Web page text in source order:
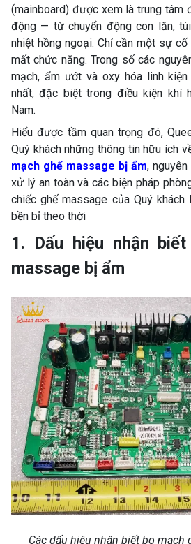
(mainboard) được xem là trung tâm
động — từ chuyển động con lăn,
nhiệt hồng ngoại. Chỉ cần một sự
mất chức năng. Trong số các
mạch, ẩm ướt và oxy hóa linh
nhất, đặc biệt trong điều kiện khí
Nam.
Hiểu được tầm quan trọng đó,
Quý khách những thông tin hữu ích
mạch ghế massage bị ẩm,
xử lý an toàn và các biện pháp
chiếc ghế massage của Quý khách
bền bỉ theo thời
1. Dấu hiệu nhận
massage bị ẩm
Các dấu hiệu nhận biết bo mạch